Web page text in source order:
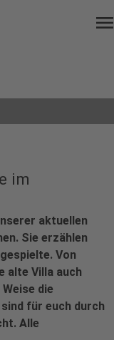
menu
im
aktuellen
Sie erzählen
Von
alte Villa auch
die
für euch durch
Alle